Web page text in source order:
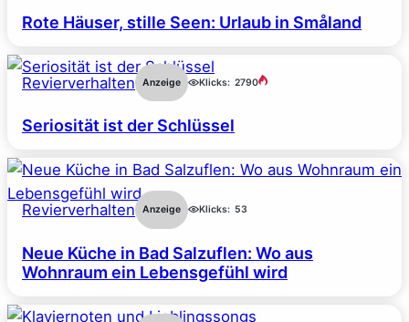
Rote Häuser, stille Seen: Urlaub in Småland
Revierverhalten Anzeige Klicks: 2790
Seriosität ist der Schlüssel
Revierverhalten Anzeige Klicks: 53
Neue Küche in Bad Salzuflen: Wo aus
Wohnraum ein Lebensgefühl wird